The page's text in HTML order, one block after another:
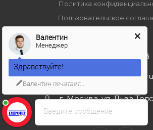
Политика
Пользовательское
+7 495 989 53 38
import-bt@bk.ru
г. Москва, ул. Льва
Введите сообщение
Валентин
Менеджер
Здравствуйте!
Валентин печатает...